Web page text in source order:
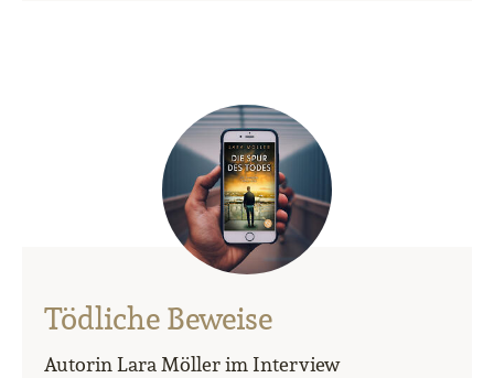
Tödliche Beweise
Autorin Lara Möller im Interview